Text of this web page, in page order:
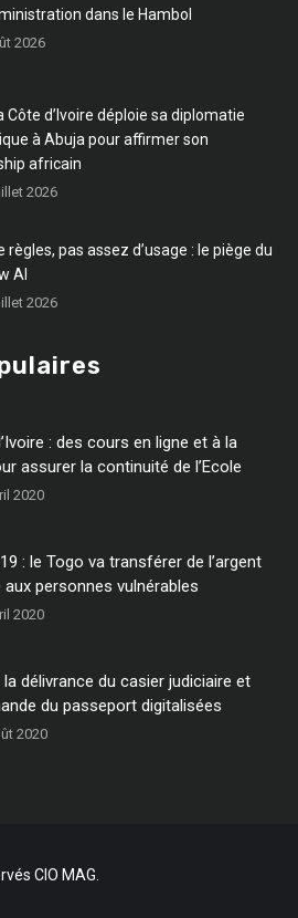
dans le Hambol
2026
Côte d’Ivoire déploie sa diplomatie
à Abuja pour affirmer son
africain
2026
règles, pas assez d’usage : le piège du
AI
2026
: des cours en ligne et à la
assurer la continuité de l’Ecole
2020
: le Togo va transférer de l’argent
aux personnes vulnérables
2020
la délivrance du casier judiciaire et
du passeport digitalisées
2020
CIO MAG.